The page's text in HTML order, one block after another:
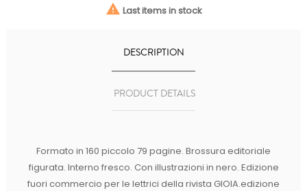
 Last items in stock
DESCRIPTION
PRODUCT DETAILS
Formato in 160 piccolo 79 pagine. Brossura editoriale
figurata. Interno fresco. Con illustrazioni in nero. Edizione
fuori commercio per le lettrici della rivista GIOIA.edizione